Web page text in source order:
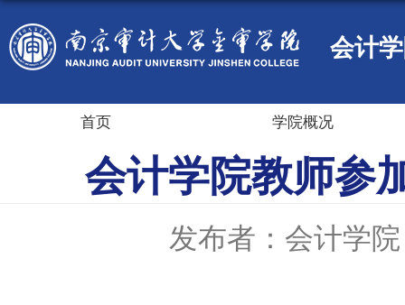
会计
首页 学院概况
会计学院教师参
发布者：会计学院